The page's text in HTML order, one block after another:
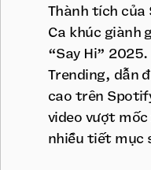
Thành tích của
Ca khúc giành
“Say Hi”
Trending, dẫn
cao trên
video vượt
nhiều tiết mục